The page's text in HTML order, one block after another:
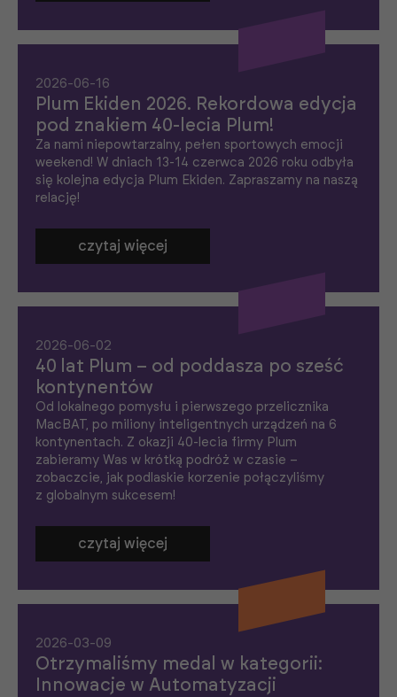
2026-06-16
Plum Ekiden 2026. Rekordowa edycja
pod znakiem 40-lecia Plum!
Za nami niepowtarzalny, pełen sportowych emocji
weekend! W dniach 13-14 czerwca 2026 roku odbyła
się kolejna edycja Plum Ekiden. Zapraszamy na naszą
relację!
czytaj więcej
2026-06-02
40 lat Plum – od poddasza po sześć
kontynentów
Od lokalnego pomysłu i pierwszego przelicznika
MacBAT, po miliony inteligentnych urządzeń na 6
kontynentach. Z okazji 40-lecia firmy Plum
zabieramy Was w krótką podróż w czasie –
zobaczcie, jak podlaskie korzenie połączyliśmy
z globalnym sukcesem!
czytaj więcej
2026-03-09
Otrzymaliśmy medal w kategorii:
Innowacje w Automatyzacji